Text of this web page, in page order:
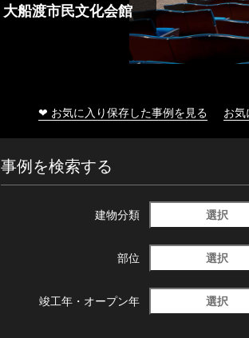
大船渡市民文化会館
❤ お気に入り保存した事例を見る お
事例を検索する
建物分類 選択
部位 選択
竣工年・ オープン年 選択